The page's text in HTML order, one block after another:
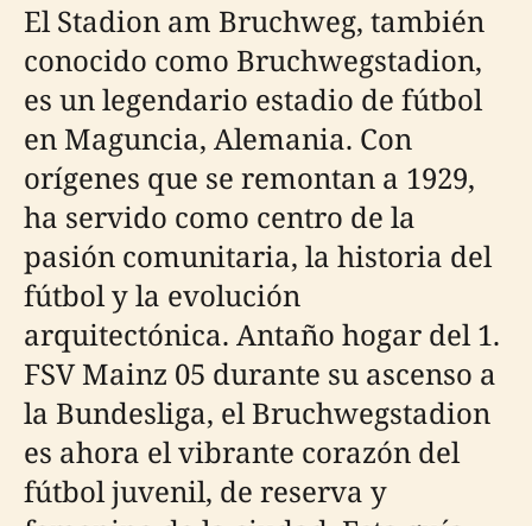
El Stadion am Bruchweg, también
conocido como Bruchwegstadion,
es un legendario estadio de fútbol
en Maguncia, Alemania. Con
orígenes que se remontan a 1929,
ha servido como centro de la
pasión comunitaria, la historia del
fútbol y la evolución
arquitectónica. Antaño hogar del 1.
FSV Mainz 05 durante su ascenso a
la Bundesliga, el Bruchwegstadion
es ahora el vibrante corazón del
fútbol juvenil, de reserva y